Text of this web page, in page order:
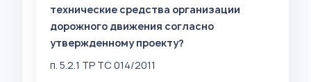
технические средства организации
дорожного движения согласно
утвержденному проекту?
п. 5.2.1 ТР ТС 014/2011